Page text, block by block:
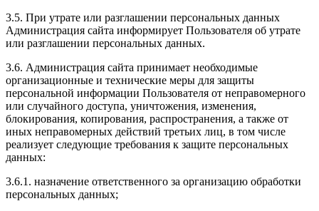
3.5. При утрате или разглашении персональных данных
Администрация сайта информирует Пользователя об утрате
или разглашении персональных данных.
3.6. Администрация сайта принимает необходимые
организационные и технические меры для защиты
персональной информации Пользователя от неправомерного
или случайного доступа, уничтожения, изменения,
блокирования, копирования, распространения, а также от
иных неправомерных действий третьих лиц, в том числе
реализует следующие требования к защите персональных
данных:
3.6.1. назначение ответственного за организацию обработки
персональных данных;